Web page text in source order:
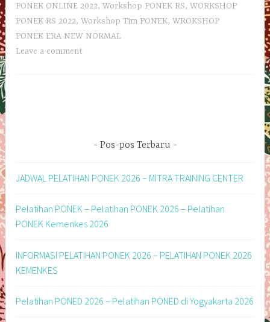
PONEK ONLINE 2022,Workshop PONEK RS,WORKSHOP
PONEK RS 2022,Workshop Tim PONEK,WROKSHOP
PONEK ERA NEW NORMAL
Leave a comment
Pos-pos Terbaru
JADWAL PELATIHAN PONEK 2026 – MITRA TRAINING CENTER
Pelatihan PONEK – Pelatihan PONEK 2026 – Pelatihan
PONEK Kemenkes 2026
INFORMASI PELATIHAN PONEK 2026 – PELATIHAN PONEK 2026
KEMENKES
Pelatihan PONED 2026 – Pelatihan PONED di Yogyakarta 2026